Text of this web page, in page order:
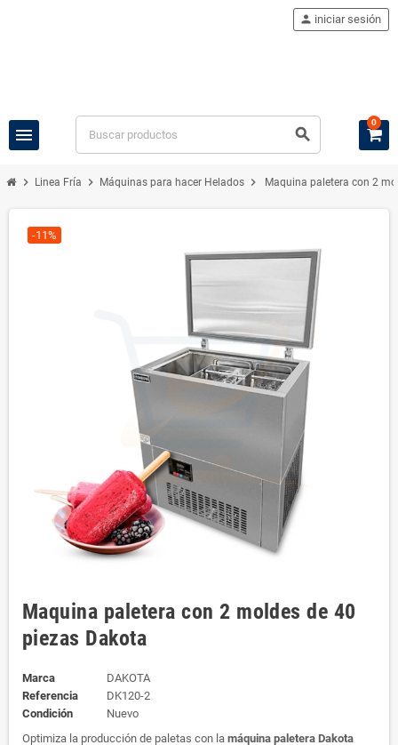
menu search
person iniciar sesión
0
chevron_right Linea Fría chevron_right Máquinas para hacer Helados chevron_right Maquina paletera con 2
-11%
Maquina paletera con 2 moldes de 40
piezas Dakota
Marca
DAKOTA
Referencia
DK120-2
Condición
Nuevo
Optimiza la producción de paletas con la máquina paletera Dakota